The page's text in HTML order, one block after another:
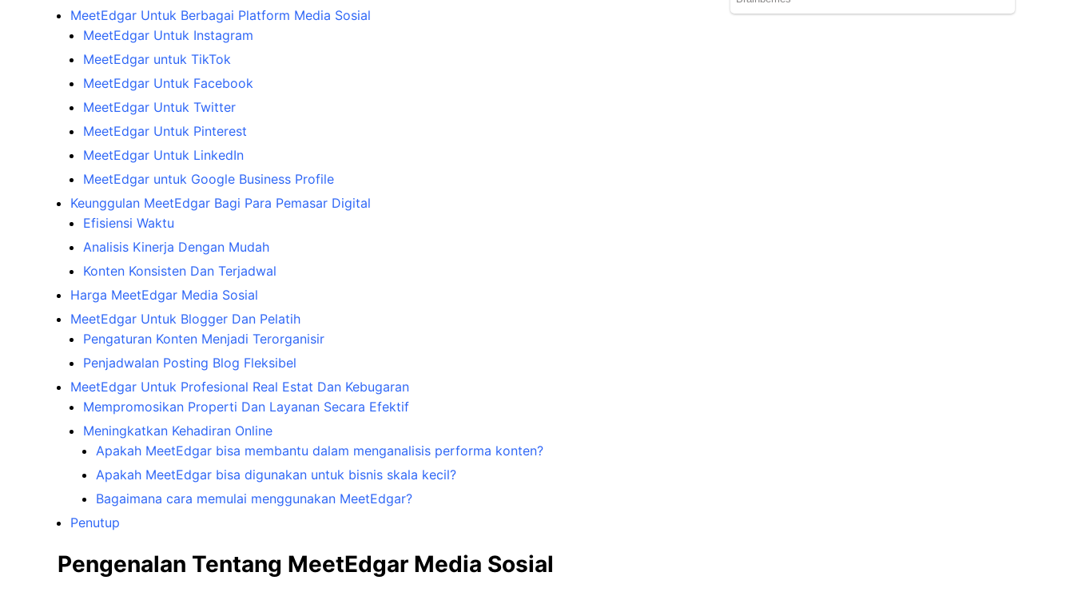
MeetEdgar Untuk Berbagai Platform Media Sosial
MeetEdgar Untuk Instagram
MeetEdgar untuk TikTok
MeetEdgar Untuk Facebook
MeetEdgar Untuk Twitter
MeetEdgar Untuk Pinterest
MeetEdgar Untuk LinkedIn
MeetEdgar untuk Google Business Profile
Keunggulan MeetEdgar Bagi Para Pemasar Digital
Efisiensi Waktu
Analisis Kinerja Dengan Mudah
Konten Konsisten Dan Terjadwal
Harga MeetEdgar Media Sosial
MeetEdgar Untuk Blogger Dan Pelatih
Pengaturan Konten Menjadi Terorganisir
Penjadwalan Posting Blog Fleksibel
MeetEdgar Untuk Profesional Real Estat Dan Kebugaran
Mempromosikan Properti Dan Layanan Secara Efektif
Meningkatkan Kehadiran Online
Apakah MeetEdgar bisa membantu dalam menganalisis performa konten?
Apakah MeetEdgar bisa digunakan untuk bisnis skala kecil?
Bagaimana cara memulai menggunakan MeetEdgar?
Penutup
Pengenalan Tentang MeetEdgar Media Sosial